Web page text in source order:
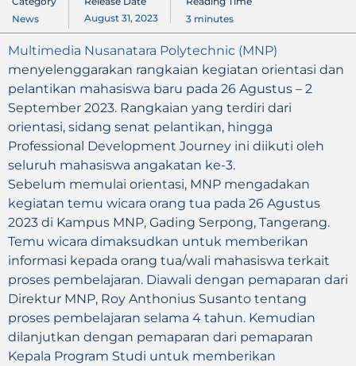
News
August 31, 2023
3 minutes
Multimedia Nusanatara Polytechnic (MNP)
menyelenggarakan rangkaian kegiatan orientasi dan
pelantikan mahasiswa baru pada 26 Agustus – 2
September 2023. Rangkaian yang terdiri dari
orientasi, sidang senat pelantikan, hingga
Professional Development Journey ini diikuti oleh
seluruh mahasiswa angakatan ke-3.
Sebelum memulai orientasi, MNP mengadakan
kegiatan temu wicara orang tua pada 26 Agustus
2023 di Kampus MNP, Gading Serpong, Tangerang.
Temu wicara dimaksudkan untuk memberikan
informasi kepada orang tua/wali mahasiswa terkait
proses pembelajaran. Diawali dengan pemaparan dari
Direktur MNP, Roy Anthonius Susanto tentang
proses pembelajaran selama 4 tahun. Kemudian
dilanjutkan dengan pemaparan dari pemaparan
Kepala Program Studi untuk memberikan